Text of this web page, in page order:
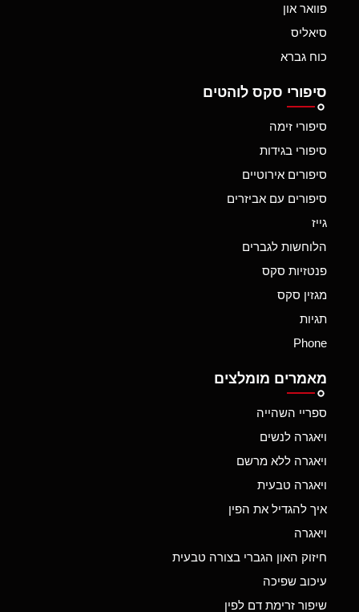
פוואר און
סיאליס
כוח גברא
סיפורי סקס לוהטים
סיפורי זימה
סיפורי בגידות
סיפורים אירוטיים
סיפורים עם אביזרים
גייז
הלוחשות לגברים
פנטזיות סקס
מגזין סקס
תגיות
Phone
מאמרים מומלצים
ספריי השהייה
ויאגרה לנשים
ויאגרה ללא מרשם
ויאגרה טבעית
איך להגדיל את הפין
ויאגרה
חיזוק האון הגברי בצורה טבעית
עיכוב שפיכה
שיפור זרימת דם לפין